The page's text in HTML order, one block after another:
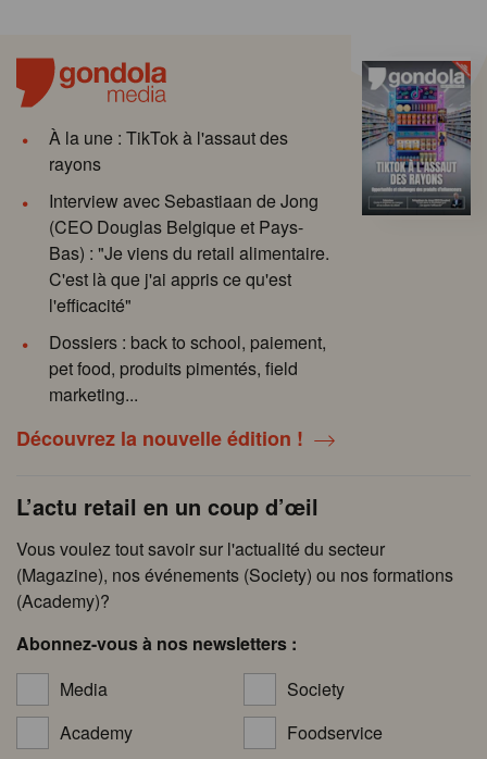
À la une : TikTok à l'assaut des
rayons
Interview avec Sebastiaan de Jong
(CEO Douglas Belgique et Pays-
Bas) : "Je viens du retail alimentaire.
C'est là que j'ai appris ce qu'est
l'efficacité"
Dossiers : back to school, paiement,
pet food, produits pimentés, field
marketing...
Découvrez la nouvelle édition !
L’actu retail en un coup d’œil
Vous voulez tout savoir sur l'actualité du secteur
(Magazine), nos événements (Society) ou nos formations
(Academy)?
Abonnez-vous à nos newsletters :
Media
Society
Academy
Foodservice